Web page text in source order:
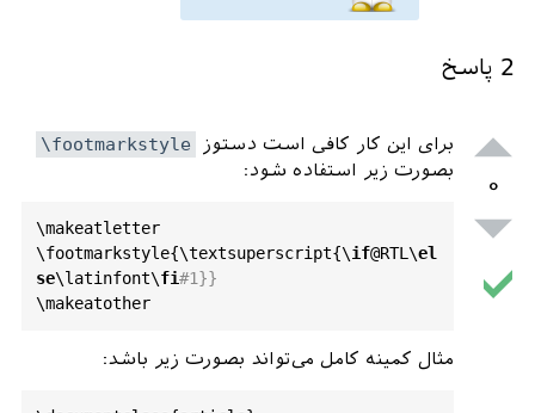
2 پاسخ
۰
برای این کار کافی است دستوز
\footmarkstyle
بصورت زیر استفاده شود:
\makeatletter
\footmarkstyle{\textsuperscript{\if@RTL\el
se\latinfont\fi#1}}
\makeatother
مثال کمینه کامل می‌تواند بصورت زیر باشد: